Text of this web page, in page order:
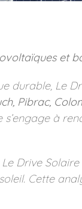
et
durable, Le
Pibrac,
à
Le Drive
Cette